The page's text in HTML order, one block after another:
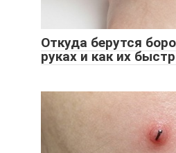
Откуда берутся
руках и как их